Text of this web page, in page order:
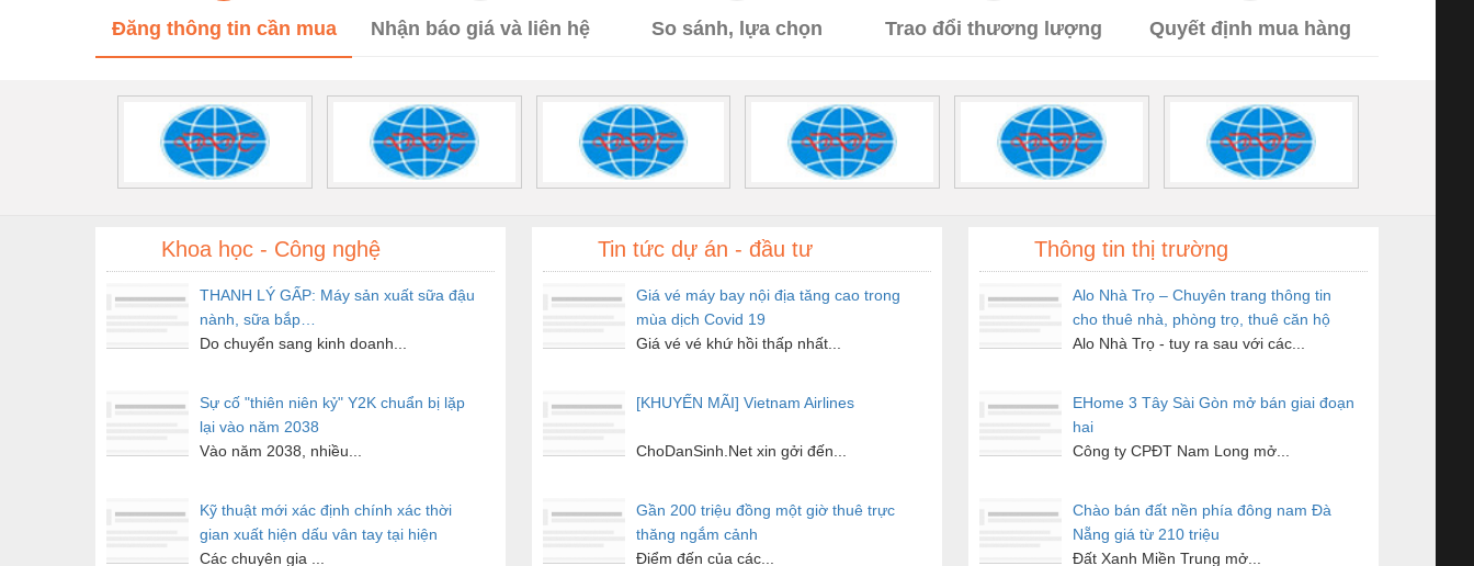
Thiết bị văn phòng
Thủy lực-Thiết bị
Thủy sản - Trang thiết bị
Tự động hoá
Vật liệu xây dựng
Vòng bi - Bạc đạn
Xe máy - Phụ tùng
Y khoa - Trang thiết bị
Đăng thông tin cần mua Nhận báo giá và liên hệ So sánh, lựa chọn Trao đổi thương lượng Quyết định mua hàng
Khoa học - Công nghệ
THANH LÝ GẤP: Máy sản xuất sữa đậu
nành, sữa bắp…
Do chuyển sang kinh doanh...
Sự cố "thiên niên kỷ" Y2K chuẩn bị lặp
lại vào năm 2038
Vào năm 2038, nhiều...
Kỹ thuật mới xác định chính xác thời
gian xuất hiện dấu vân tay tại hiện
trường hứa hẹn phá án nhanh
Các chuyên gia ...
Tin tức dự án - đầu tư
Giá vé máy bay nội địa tăng cao trong
mùa dịch Covid 19
Giá vé vé khứ hồi thấp nhất...
[KHUYẾN MÃI] Vietnam Airlines
ChoDanSinh.Net xin gởi đến...
Gần 200 triệu đồng một giờ thuê trực
thăng ngắm cảnh
Điểm đến của các...
Thông tin thị trường
Alo Nhà Trọ – Chuyên trang thông tin
cho thuê nhà, phòng trọ, thuê căn hộ
Toàn Quốc
Alo Nhà Trọ - tuy ra sau với các...
EHome 3 Tây Sài Gòn mở bán giai đoạn
hai
Công ty CPĐT Nam Long mở...
Chào bán đất nền phía đông nam Đà
Nẵng giá từ 210 triệu
Đất Xanh Miền Trung mở...